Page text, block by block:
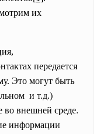
их
передается
Это могут быть
и т.д.)
во внешней среде.
информации